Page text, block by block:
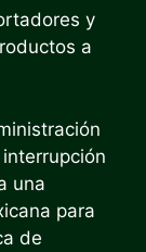
y
a
una
para
de